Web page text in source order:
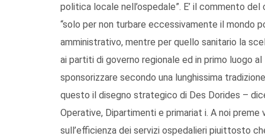
politica locale nell’ospedale”. E’ il commento
“solo per non turbare eccessivamente il
amministrativo, mentre per quello sanitario la
ai partiti di governo regionale ed in primo luogo
sponsorizzare secondo una lunghissima
questo il disegno strategico di Des Dorides –
Operative, Dipartimenti e primariat i. A noi
sull’efficienza dei servizi ospedalieri piuittosto